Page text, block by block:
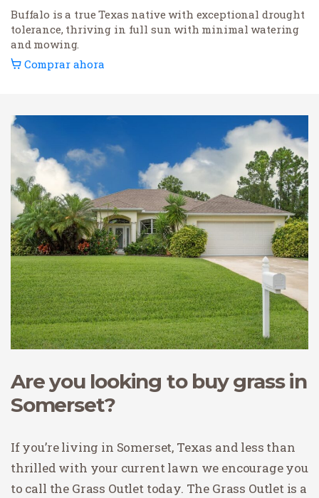
Buffalo is a true Texas native with exceptional drought
tolerance, thriving in full sun with minimal watering
and mowing.
Comprar ahora
Are you looking to buy grass in
Somerset?
If you’re living in Somerset, Texas and less than
thrilled with your current lawn we encourage you
to call the Grass Outlet today. The Grass Outlet is a